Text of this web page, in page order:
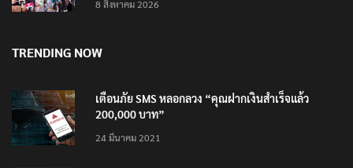
8 สิงหาคม 2026
TRENDING NOW
เตือนภัย SMS หลอกลวง “คุณฝากเงินสำเร็จแล้ว
200,000 บาท”
24 มีนาคม 2021